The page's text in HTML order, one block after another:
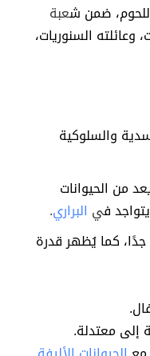
ضمن شعبة
وعائلته السنوريات،
والسلوكية
من الحيوانات
في البراري.
كما يُظهر قدرة
إلى معتدلة.